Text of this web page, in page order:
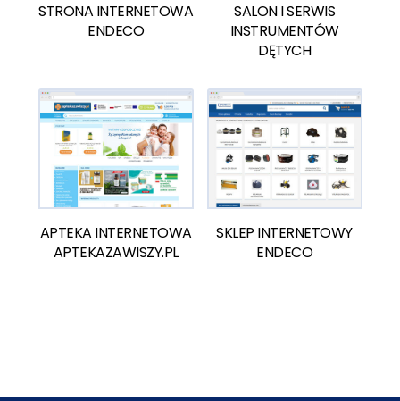
STRONA INTERNETOWA
ENDECO
SALON I SERWIS
INSTRUMENTÓW
DĘTYCH
APTEKA INTERNETOWA
APTEKAZAWISZY.PL
SKLEP INTERNETOWY
ENDECO